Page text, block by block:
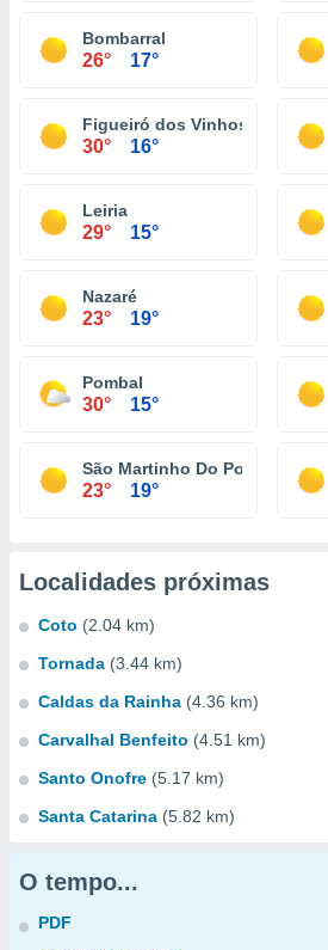
Bombarral
26° 17°
Figueiró dos Vinhos
30° 16°
Leiria
29° 15°
Nazaré
23° 19°
Pombal
30° 15°
São Martinho Do Porto
23° 19°
Localidades próximas
Coto (2.04 km)
Tornada (3.44 km)
Caldas da Rainha (4.36 km)
Carvalhal Benfeito (4.51 km)
Santo Onofre (5.17 km)
Santa Catarina (5.82 km)
O tempo...
PDF